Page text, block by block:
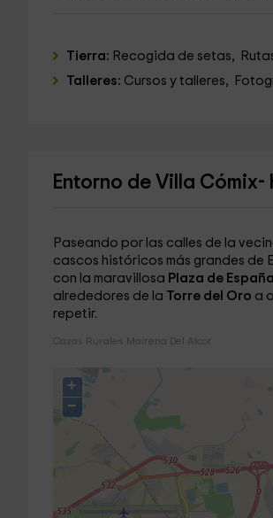
Tierra: Recogida de setas,
Talleres: Cursos y talleres,
Entorno de Villa
Paseando por las calles de la
cascos históricos más grandes de
con la maravillosa Plaza de España
alrededores de la Torre del Oro a
repetir.
Casas Rurales Mairena Del Alcor
+
−